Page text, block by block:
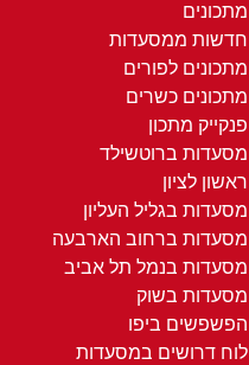
מתכונים
חדשות ממסעדות
מתכונים לפורים
מתכונים כשרים
פנקייק מתכון
מסעדות ברוטשילד
ראשון לציון
מסעדות בגליל העליון
מסעדות ברחוב הארבעה
מסעדות בנמל תל אביב
מסעדות בשוק
הפשפשים ביפו
לוח דרושים במסעדות